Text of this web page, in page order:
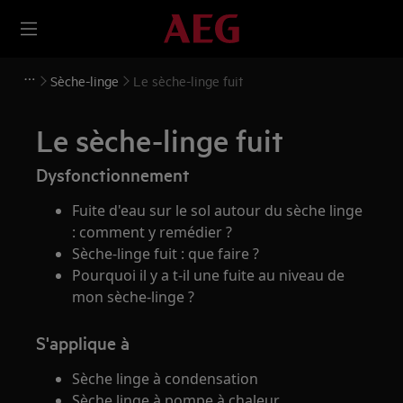
Sèche-linge Le sèche-linge fuit
Le sèche-linge fuit
Dysfonctionnement
Fuite d'eau sur le sol autour du sèche linge
: comment y remédier ?
Sèche-linge fuit : que faire ?
Pourquoi il y a t-il une fuite au niveau de
mon sèche-linge ?
S'applique à
Sèche linge à condensation